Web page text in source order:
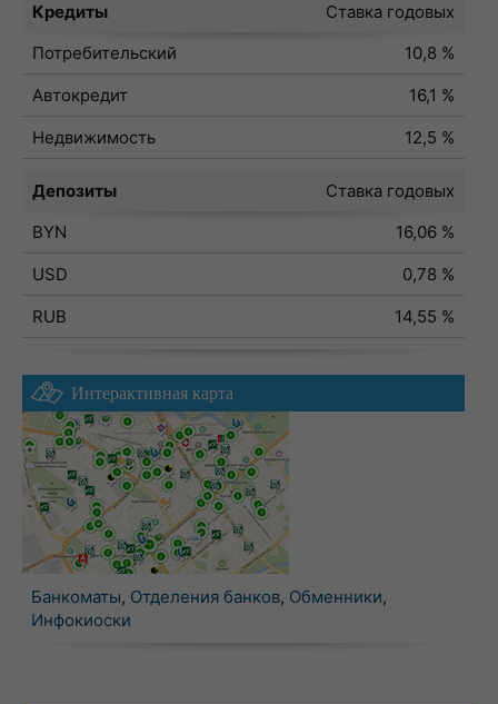
Кредиты
Ставка годовых
Потребительский
10,8 %
Автокредит
16,1 %
Недвижимость
12,5 %
Депозиты
Ставка годовых
BYN
16,06 %
USD
0,78 %
RUB
14,55 %
Интерактивная карта
Банкоматы, Отделения банков, Обменники,
Инфокиоски